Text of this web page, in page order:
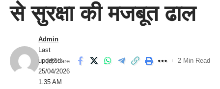
से सुरक्षा की मजबूत ढाल
Last
updated:
25/04/2026
1:35 AM
Admin
Share 2 Min Read